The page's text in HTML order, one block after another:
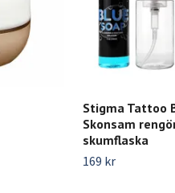
Stigma Tattoo
Skonsam
skumflaska
169 kr